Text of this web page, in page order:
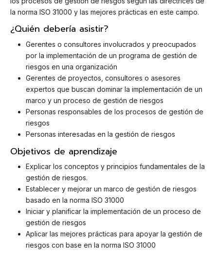
la norma ISO 31000 y las mejores prácticas en este campo.
¿Quién debería asistir?
Gerentes o consultores involucrados y preocupados
por la implementación de un programa de gestión de
riesgos en una organización
Gerentes de proyectos, consultores o asesores
expertos que buscan dominar la implementación de un
marco y un proceso de gestión de riesgos
Personas responsables de los procesos de gestión de
riesgos
Personas interesadas en la gestión de riesgos
Objetivos de aprendizaje
Explicar los conceptos y principios fundamentales de la
gestión de riesgos.
Establecer y mejorar un marco de gestión de riesgos
basado en la norma ISO 31000
Iniciar y planificar la implementación de un proceso de
gestión de riesgos
Aplicar las mejores prácticas para apoyar la gestión de
riesgos con base en la norma ISO 31000